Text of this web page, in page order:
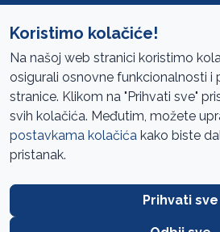
Pristup informacijama
Mapa sajta
Oglasi
Koristimo kolačiće!
Na našoj web stranici koristimo
osigurali osnovne funkcionalnosti i
stranice. Klikom na "Prihvati sve"
svih kolačića. Međutim, možete
postavkama kolačića kako biste
pristanak.
Prihvati sve